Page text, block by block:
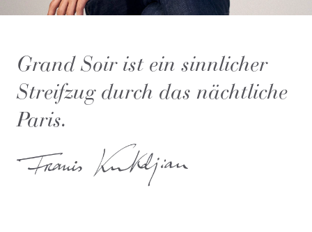
Grand Soir ist ein sinnlicher
Streifzug durch das nächtliche
Paris.